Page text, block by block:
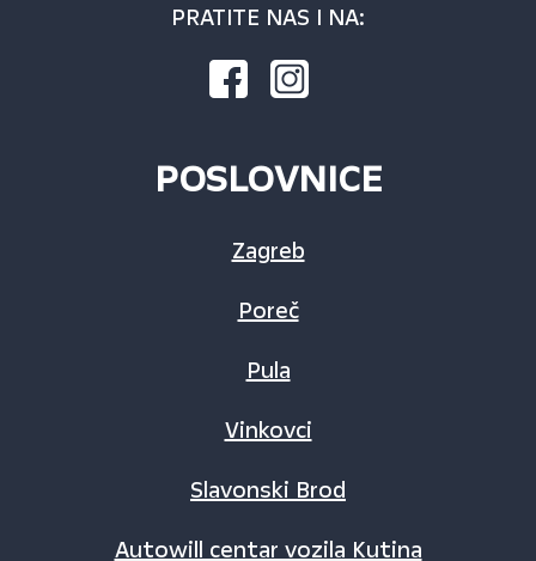
PRATITE NAS I NA:
POSLOVNICE
Zagreb
Poreč
Pula
Vinkovci
Slavonski Brod
Autowill centar vozila Kutina